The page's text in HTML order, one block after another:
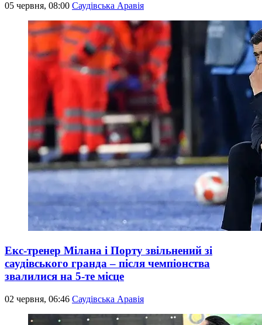
05 червня, 08:00 Саудівська Аравія
Екс-тренер Мілана і Порту звільнений зі
саудівського гранда – після чемпіонства
звалилися на 5-те місце
02 червня, 06:46 Саудівська Аравія